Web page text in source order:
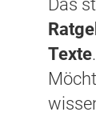
Texte.